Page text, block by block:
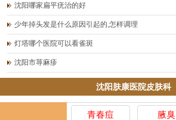
沈阳哪家扁平疣治的好
少年掉头发是什么原因引起的,怎样调理
灯塔哪个医院可以看雀斑
沈阳市荨麻疹
沈阳肤康医院皮肤科
青春痘 腋臭